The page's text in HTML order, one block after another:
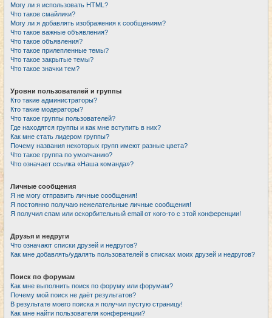
Могу ли я использовать HTML?
Что такое смайлики?
Могу ли я добавлять изображения к сообщениям?
Что такое важные объявления?
Что такое объявления?
Что такое прилепленные темы?
Что такое закрытые темы?
Что такое значки тем?
Уровни пользователей и группы
Кто такие администраторы?
Кто такие модераторы?
Что такое группы пользователей?
Где находятся группы и как мне вступить в них?
Как мне стать лидером группы?
Почему названия некоторых групп имеют разные цвета?
Что такое группа по умолчанию?
Что означает ссылка «Наша команда»?
Личные сообщения
Я не могу отправить личные сообщения!
Я постоянно получаю нежелательные личные сообщения!
Я получил спам или оскорбительный email от кого-то с этой конференции!
Друзья и недруги
Что означают списки друзей и недругов?
Как мне добавлять/удалять пользователей в списках моих друзей и недругов?
Поиск по форумам
Как мне выполнить поиск по форуму или форумам?
Почему мой поиск не даёт результатов?
В результате моего поиска я получил пустую страницу!
Как мне найти пользователя конференции?